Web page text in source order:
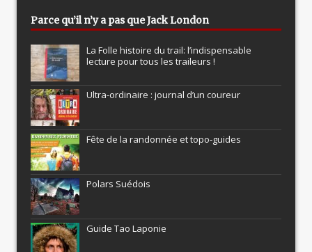
Parce qu’il n’y a pas que Jack London
La Folle histoire du trail: l’indispensable
lecture pour tous les traileurs !
Ultra-ordinaire : journal d’un coureur
Fête de la randonnée et topo-guides
Polars Suédois
Guide Tao Laponie